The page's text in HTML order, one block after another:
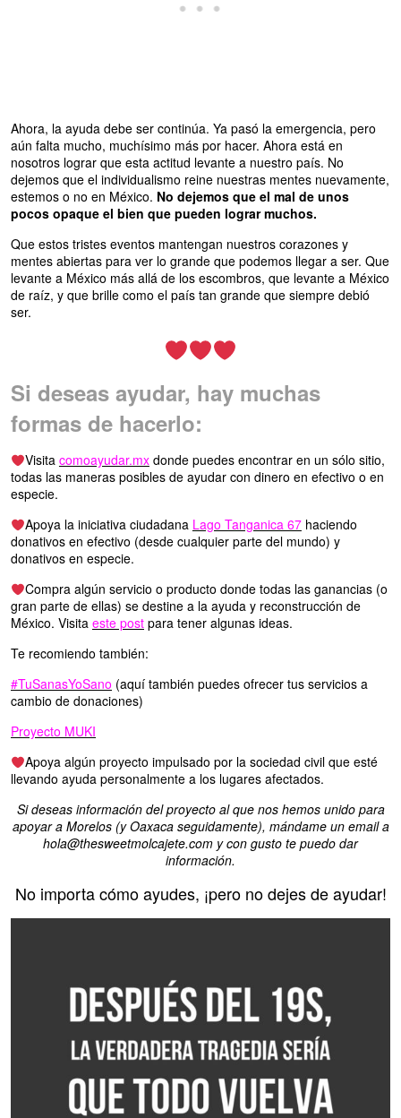
Ahora, la ayuda debe ser continúa. Ya pasó la emergencia, pero
aún falta mucho, muchísimo más por hacer. Ahora está en
nosotros lograr que esta actitud levante a nuestro país. No
dejemos que el individualismo reine nuestras mentes nuevamente,
estemos o no en México. No dejemos que el mal de unos
pocos opaque el bien que pueden lograr muchos.
Que estos tristes eventos mantengan nuestros corazones y
mentes abiertas para ver lo grande que podemos llegar a ser. Que
levante a México más allá de los escombros, que levante a México
de raíz, y que brille como el país tan grande que siempre debió
ser.
Si deseas ayudar, hay muchas
formas de hacerlo:
Visita comoayudar.mxdonde puedes encontrar en un sólo sitio,
todas las maneras posibles de ayudar con dinero en efectivo o en
especie.
Apoya la iniciativa ciudadana Lago Tanganica 67haciendo
donativos en efectivo (desde cualquier parte del mundo) y
donativos en especie.
Compra algún servicio o producto donde todas las ganancias (o
gran parte de ellas) se destine a la ayuda y reconstrucción de
México. Visita este post para tener algunas ideas.
Te recomiendo también:
#TuSanasYoSano (aquí también puedes ofrecer tus servicios a
cambio de donaciones)
Proyecto MUKI
Apoya algún proyecto impulsado por la sociedad civil que esté
llevando ayuda personalmente a los lugares afectados.
Si deseas información del proyecto al que nos hemos unido para
apoyar a Morelos (y Oaxaca seguidamente), mándame un email a
hola@thesweetmolcajete.com y con gusto te puedo dar
información.
No importa cómo ayudes, ¡pero no dejes de ayudar!